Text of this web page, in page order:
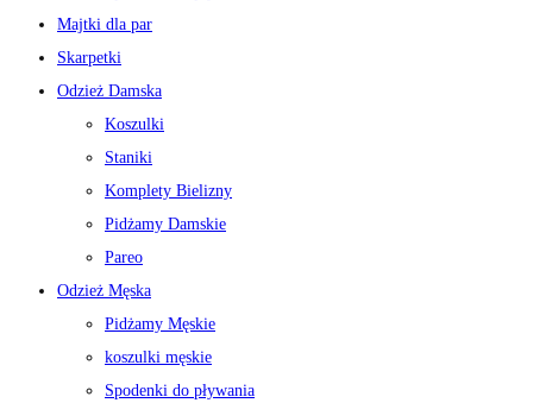
Majtki dla par
Skarpetki
Odzież Damska
Koszulki
Staniki
Komplety Bielizny
Pidżamy Damskie
Pareo
Odzież Męska
Pidżamy Męskie
koszulki męskie
Spodenki do pływania